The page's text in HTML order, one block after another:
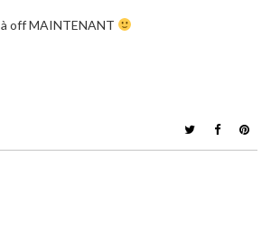
off MAINTENANT